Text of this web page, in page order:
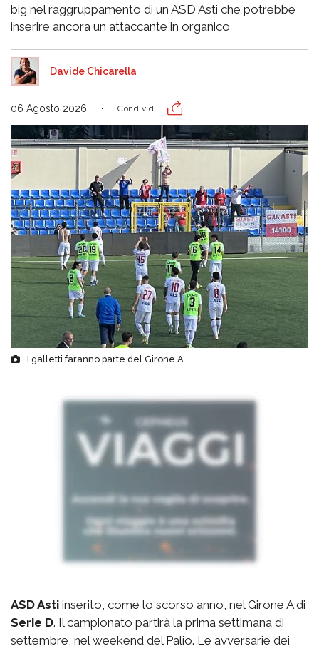
big nel raggruppamento di un ASD Asti che potrebbe
inserire ancora un attaccante in organico
Davide Chicarella
06 Agosto 2026 Condividi
I galletti faranno parte del Girone A
ASD Asti inserito, come lo scorso anno, nel Girone A di
Serie D. Il campionato partirà la prima settimana di
settembre, nel weekend del Palio. Le avversarie dei